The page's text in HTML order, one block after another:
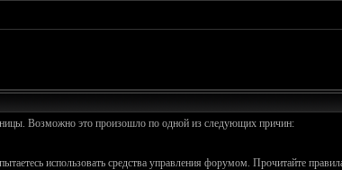
Возможно это произошло по одной из следующих причин:
использовать средства управления форумом. Прочитайте